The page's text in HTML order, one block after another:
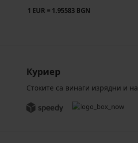
1 EUR = 1.95583 BGN
Куриер
Стоките са винаги изрядни и